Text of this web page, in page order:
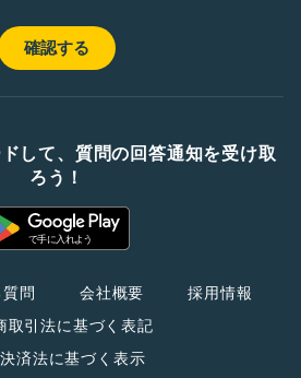
して、質問の回答通知を受け取
ろう！
問 会社概要
採用情報
取引法に基づく表記
済法に基づく表示